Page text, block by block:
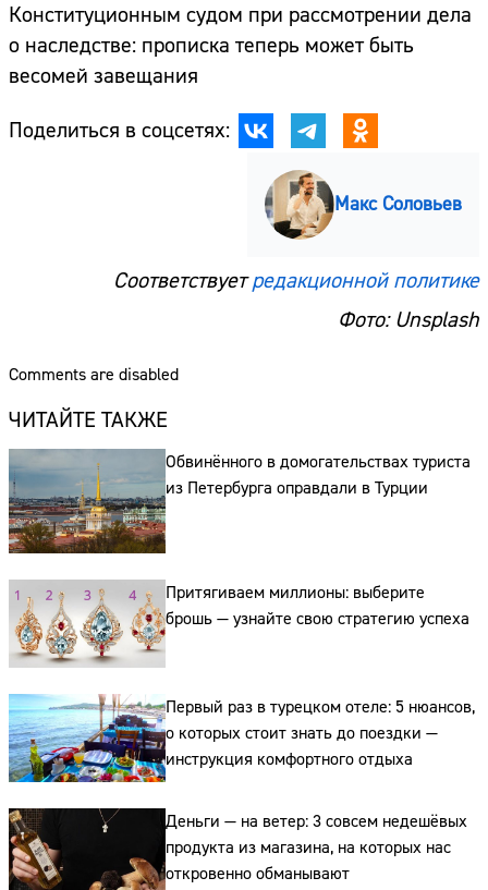
Конституционным судом при рассмотрении дела
о наследстве: прописка теперь может быть
весомей завещания
Поделиться в соцсетях:
Макс Соловьев
Соответствуетредакционной политике
Фото: Unsplash
Comments are disabled
ЧИТАЙТЕ ТАКЖЕ
Обвинённого в домогательствах туриста
из Петербурга оправдали в Турции
Притягиваем миллионы: выберите
брошь — узнайте свою стратегию успеха
Первый раз в турецком отеле: 5 нюансов,
о которых стоит знать до поездки —
инструкция комфортного отдыха
Деньги — на ветер: 3 совсем недешёвых
продукта из магазина, на которых нас
откровенно обманывают